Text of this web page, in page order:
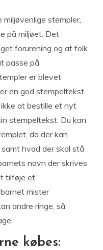
stempler,
på miljøet. Det
forurening og at folk
passe på
er blevet
en god stempeltekst.
at bestille et nyt
stempeltekst. Du kan
da der kan
hvad der skal stå
navn der skrives
tilføje et
mister
andre ringe, så
købes: